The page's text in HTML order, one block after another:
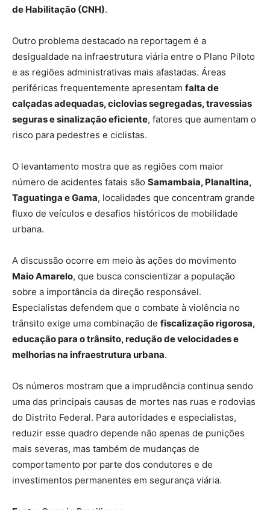
de Habilitação (CNH).
Outro problema destacado na reportagem é a
desigualdade na infraestrutura viária entre o Plano Piloto
e as regiões administrativas mais afastadas. Áreas
periféricas frequentemente apresentam falta de
calçadas adequadas, ciclovias segregadas, travessias
seguras e sinalização eficiente, fatores que aumentam o
risco para pedestres e ciclistas.
O levantamento mostra que as regiões com maior
número de acidentes fatais são Samambaia, Planaltina,
Taguatinga e Gama, localidades que concentram grande
fluxo de veículos e desafios históricos de mobilidade
urbana.
A discussão ocorre em meio às ações do movimento
Maio Amarelo, que busca conscientizar a população
sobre a importância da direção responsável.
Especialistas defendem que o combate à violência no
trânsito exige uma combinação de fiscalização rigorosa,
educação para o trânsito, redução de velocidades e
melhorias na infraestrutura urbana.
Os números mostram que a imprudência continua sendo
uma das principais causas de mortes nas ruas e rodovias
do Distrito Federal. Para autoridades e especialistas,
reduzir esse quadro depende não apenas de punições
mais severas, mas também de mudanças de
comportamento por parte dos condutores e de
investimentos permanentes em segurança viária.